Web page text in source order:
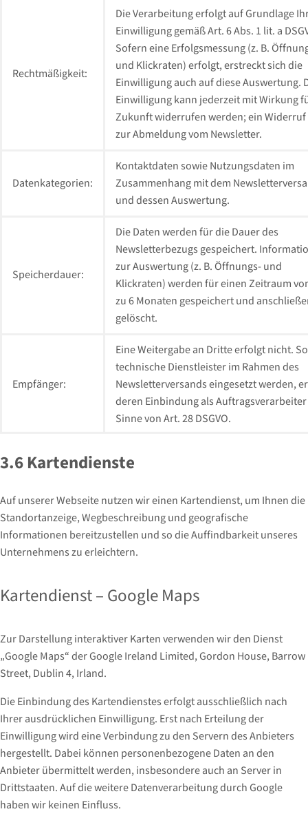
Rechtmäßigkeit:
Die Verarbeitung erfolgt auf Grundlage
Einwilligung gemäß Art. 6 Abs. 1 lit. a
Sofern eine Erfolgsmessung (z. B.
und Klickraten) erfolgt, erstreckt sich die
Einwilligung auch auf diese Auswertung.
Einwilligung kann jederzeit mit Wirkung
Zukunft widerrufen werden; ein
zur Abmeldung vom Newsletter.
Datenkategorien:
Kontaktdaten sowie Nutzungsdaten im
Zusammenhang mit dem
und dessen Auswertung.
Speicherdauer:
Die Daten werden für die Dauer des
Newsletterbezugs gespeichert.
zur Auswertung (z. B. Öffnungs- und
Klickraten) werden für einen Zeitraum
zu 6 Monaten gespeichert und
gelöscht.
Empfänger:
Eine Weitergabe an Dritte erfolgt nicht.
technische Dienstleister im Rahmen des
Newsletterversands eingesetzt werden,
deren Einbindung als
Sinne von Art. 28 DSGVO.
3.6 Kartendienste
Auf unserer Webseite nutzen wir einen Kartendienst, um Ihnen die
Standortanzeige, Wegbeschreibung und geografische
Informationen bereitzustellen und so die Auffindbarkeit unseres
Unternehmens zu erleichtern.
Kartendienst – Google Maps
Zur Darstellung interaktiver Karten verwenden wir den Dienst
„Google Maps“ der Google Ireland Limited, Gordon House, Barrow
Street, Dublin 4, Irland.
Die Einbindung des Kartendienstes erfolgt ausschließlich nach
Ihrer ausdrücklichen Einwilligung. Erst nach Erteilung der
Einwilligung wird eine Verbindung zu den Servern des Anbieters
hergestellt. Dabei können personenbezogene Daten an den
Anbieter übermittelt werden, insbesondere auch an Server in
Drittstaaten. Auf die weitere Datenverarbeitung durch Google
haben wir keinen Einfluss.